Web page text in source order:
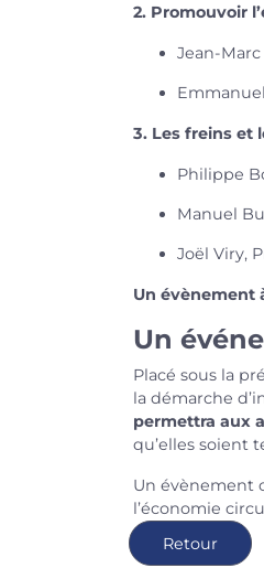
2. Promouvoir
Jean-
3. Les freins et
Philippe
Manuel
Joël Viry,
Un évènement
Un
Placé sous la
la démarche
permettra aux
qu’elles soient
Un évènement
l’économie
Retour